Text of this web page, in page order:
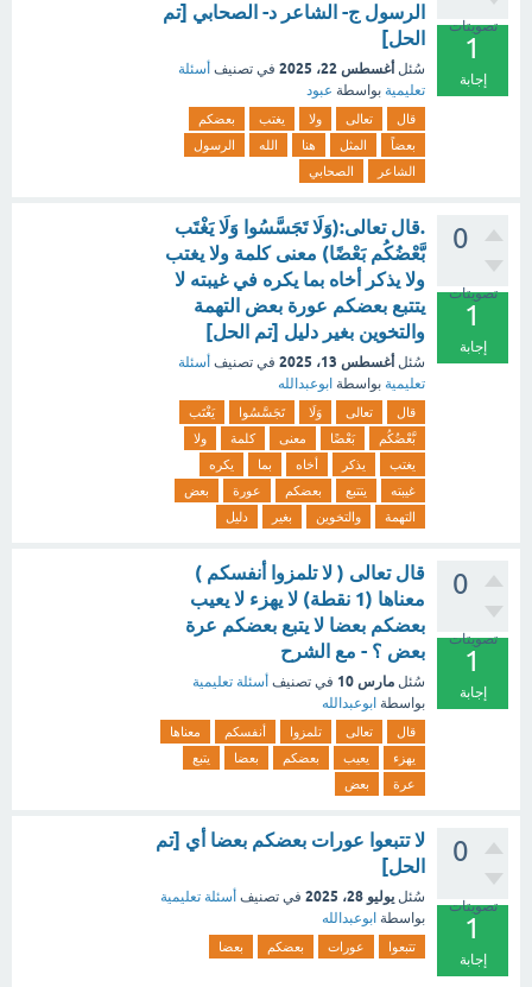
تصويتات
1
إجابة
الرسول ج- الشاعر د- الصحابي [تم
الحل]
سُئل أغسطس 22، 2025 في تصنيف أسئلة
تعليمية بواسطة عبود
قال تعالى ولا يغتب
بعضكم
بعضاً
المثل هنا الله
الرسول
الشاعر
الصحابي
0
تصويتات
1
إجابة
.قال تعالى:(وَلَا تَجَسَّسُوا وَلَا يَغْتَب
بَّعْضُكُم بَعْضًا) معنى كلمة ولا يغتب
ولا يذكر أخاه بما يكره في غيبته لا
يتتبع بعضكم عورة بعض التهمة
والتخوين بغير دليل [تم الحل]
سُئل أغسطس 13، 2025 في تصنيف أسئلة
تعليمية بواسطة ابوعبدالله
قال تعالى وَلَا تَجَسَّسُوا
يَغْتَب
بَّعْضُكُم
بَعْضًا معنى كلمة
ولا
يغتب
يذكر أخاه بما
يكره
غيبته
يتتبع بعضكم عورة
بعض
التهمة
والتخوين بغير دليل
0
تصويتات
1
إجابة
قال تعالى ( لا تلمزوا أنفسكم )
معناها (1 نقطة) لا يهزء لا يعيب
بعضكم بعضا لا يتبع بعضكم عرة
بعض ؟ - مع الشرح
سُئل مارس 10 في تصنيف أسئلة تعليمية
بواسطة ابوعبدالله
قال تعالى تلمزوا أنفسكم
معناها
يهزء
يعيب بعضكم بعضا
يتبع
عرة
بعض
0
تصويتات
1
إجابة
لا تتبعوا عورات بعضكم بعضا أي [تم
الحل]
سُئل يوليو 28، 2025 في تصنيف أسئلة تعليمية
بواسطة ابوعبدالله
تتبعوا عورات بعضكم بعضا